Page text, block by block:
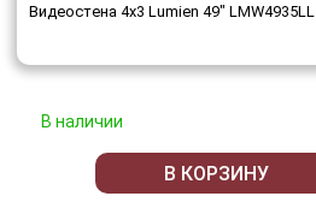
Видеостена 4x3 Lumien 49" LMW4935LL
В наличии
В КОРЗИНУ